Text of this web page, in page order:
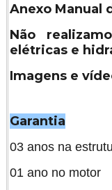
Anexo Manual
Não
elétricas e
Imagens e
Garantia
03 anos na
01 ano no motor